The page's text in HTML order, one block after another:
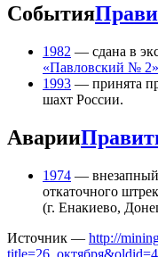
События
1982 — сдана в
«Павловский № 2»
1993 — принята
шахт России.
Аварии
1974 — внезапный
откаточного
(г. Енакиево,
Источник — http://